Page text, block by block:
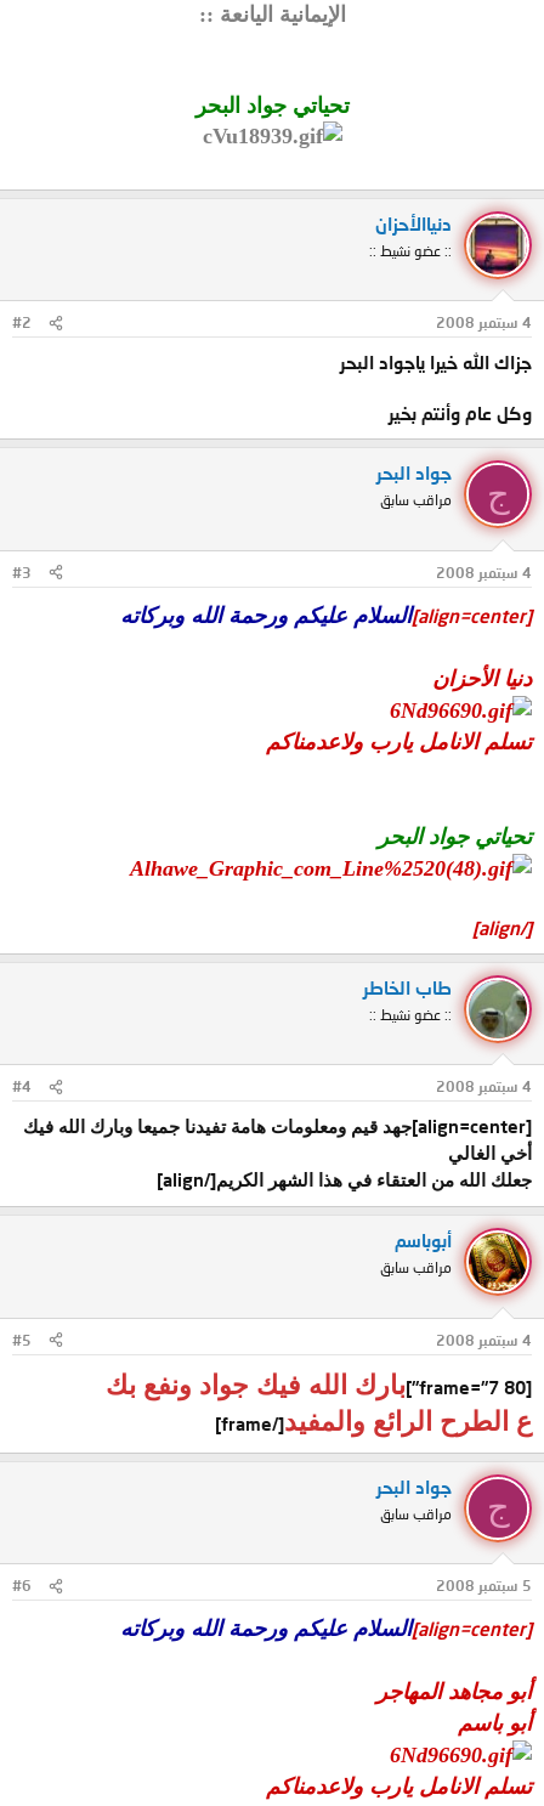
الإيمانية اليانعة ::
تحياتي جواد البحر
دنياالأحزان
:: عضو نشيط ::
4 سبتمبر 2008 #2
جزاك الله خيرا ياجواد البحر
وكل عام وأنتم بخير
ج
جواد البحر
مراقب سابق
4 سبتمبر 2008 #3
[align=center] السلام عليكم ورحمة الله وبركاته
دنيا الأحزان
تسلم الانامل يارب ولاعدمناكم
تحياتي جواد البحر
[/align]
طاب الخاطر
:: عضو نشيط ::
4 سبتمبر 2008 #4
[align=center]
جهد قيم ومعلومات هامة تفيدنا جميعا وبارك الله فيك
أخي الغالي
جعلك الله من العتقاء في هذا الشهر الكريم[/align]
أبوباسم
مراقب سابق
4 سبتمبر 2008 #5
[frame="7 80"]
بارك الله فيك جواد ونفع بك
ع الطرح الرائع والمفيد[/frame]
ج
جواد البحر
مراقب سابق
5 سبتمبر 2008 #6
[align=center] السلام عليكم ورحمة الله وبركاته
أبو مجاهد المهاجر
أبو باسم
تسلم الانامل يارب ولاعدمناكم